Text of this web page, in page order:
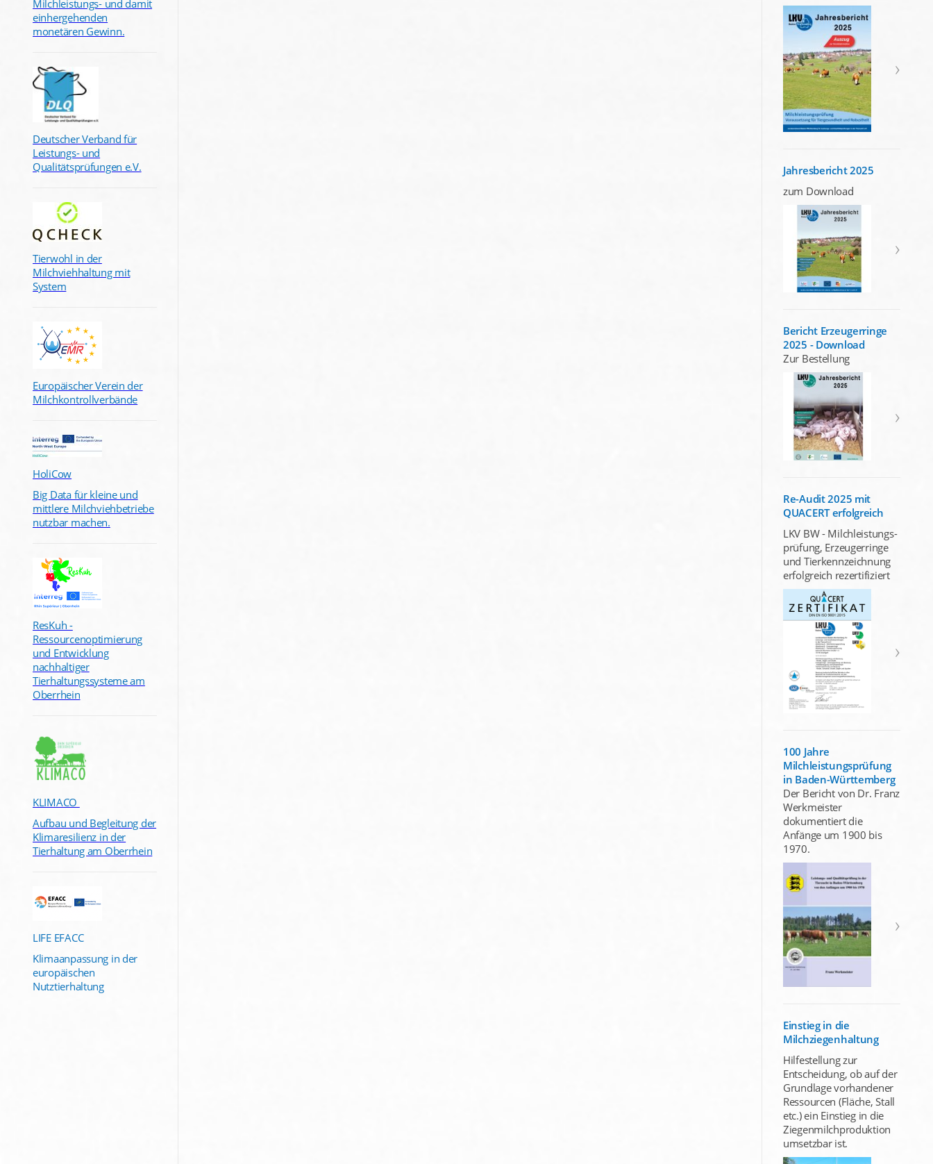
Milchleistungs- und damit
einhergehenden
monetären Gewinn.
Deutscher Verband für
Leistungs- und
Qualitätsprüfungen e.V.
Tierwohl in der
Milchviehhaltung mit
System
Europäischer Verein der
Milchkontrollverbände
HoliCow
Big Data für kleine und
mittlere Milchviehbetriebe
nutzbar machen.
ResKuh -
Ressourcenoptimierung
und Entwicklung
nachhaltiger
Tierhaltungssysteme am
Oberrhein
KLIMACO
Aufbau und Begleitung der
Klimaresilienz in der
Tierhaltung am Oberrhein
LIFE EFACC
Klimaanpassung in der
europäischen
Nutztierhaltung
Jahresbericht 2025
zum Download
Bericht Erzeugerringe
2025 - Download
Zur Bestellung
Re-Audit 2025 mit
QUACERT erfolgreich
LKV BW - Milchleistungs-
prüfung, Erzeugerringe
und Tierkennzeichnung
erfolgreich rezertifiziert
100 Jahre
Milchleistungsprüfung
in Baden-Württemberg
Der Bericht von Dr. Franz
Werkmeister
dokumentiert die
Anfänge um 1900 bis
1970.
Einstieg in die
Milchziegenhaltung
Hilfestellung zur
Entscheidung, ob auf der
Grundlage vorhandener
Ressourcen (Fläche, Stall
etc.) ein Einstieg in die
Ziegenmilchproduktion
umsetzbar ist.